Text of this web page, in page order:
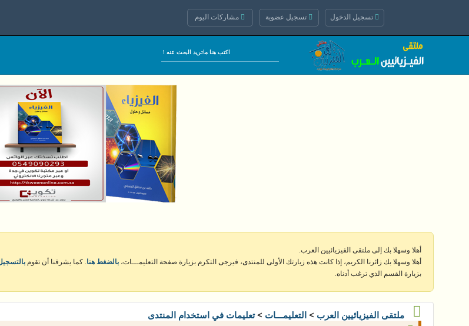
تسجيل الدخول تسجيل عضوية مشاركات اليوم
أهلا وسهلا بك إلى ملتقى الفيزيائيين العرب.
أهلا وسهلا بك زائرنا الكريم، إذا كانت هذه زيارتك الأولى للمنتدى، فيرجى التكرم بزيارة صفحة التعليمـــات، بالضغط هنا . كما يشرفنا أن تقوم
بزيارة القسم الذي ترغب أدناه.
ملتقى الفيزيائيين العرب > التعليمـــات >تعليمات في استخدام المنتدى